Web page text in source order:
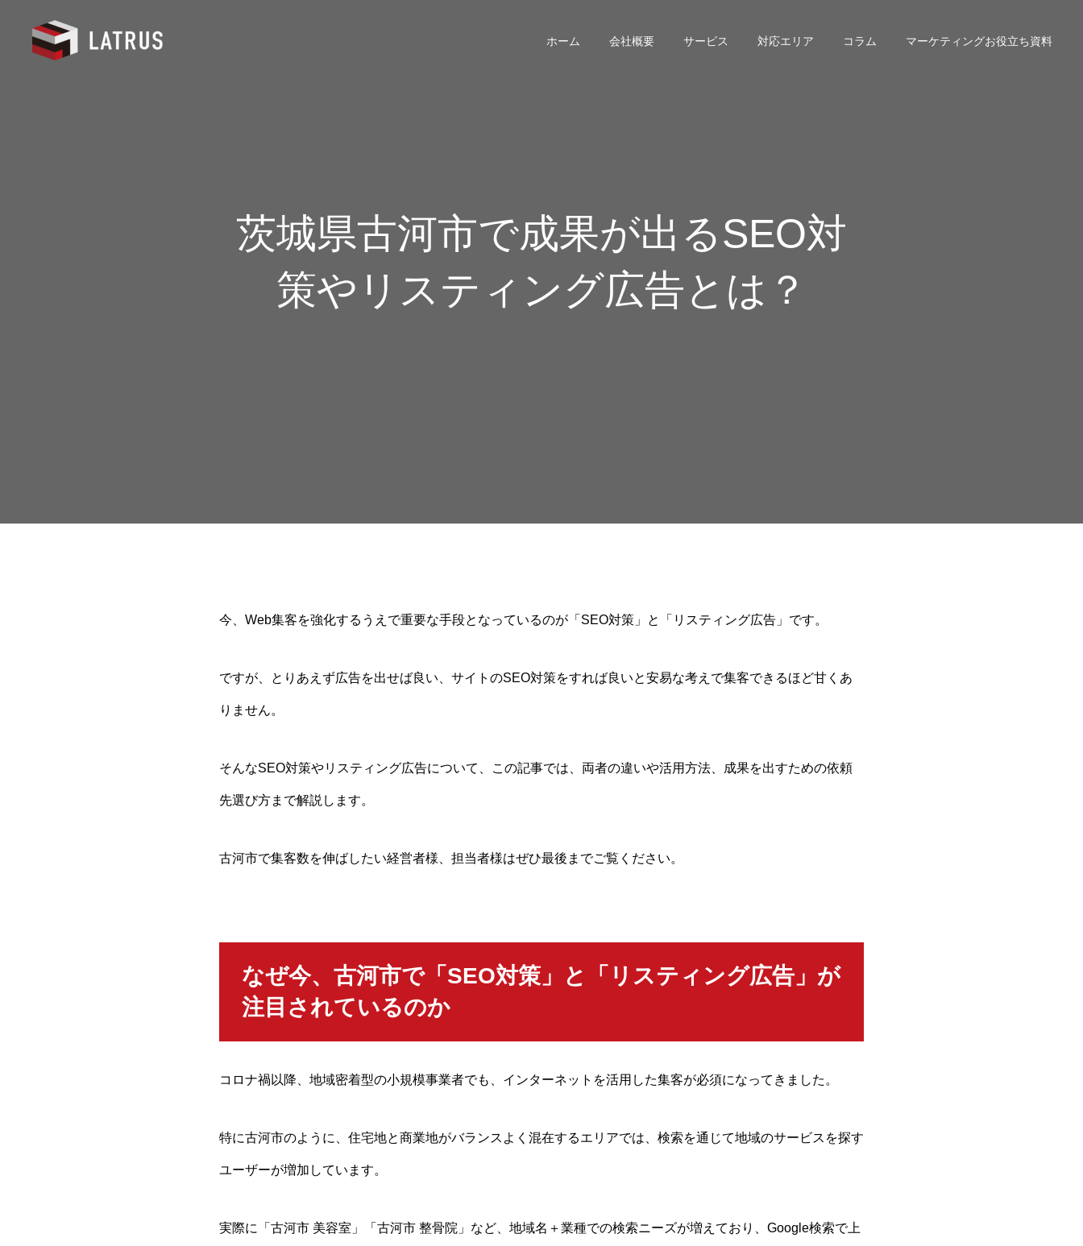
ホーム 会社概要 サービス 対応エリア コラム マーケティングお役⽴ち資料
茨城県古河市で成果が出るSEO対
策やリスティング広告とは？
今、Web集客を強化するうえで重要な手段となっているのが「SEO対策」と「リスティング広告」です。
ですが、とりあえず広告を出せば良い、サイトのSEO対策をすれば良いと安易な考えで集客できるほど甘くあ
りません。
そんなSEO対策やリスティング広告について、この記事では、両者の違いや活用方法、成果を出すための依頼
先選び方まで解説します。
古河市で集客数を伸ばしたい経営者様、担当者様はぜひ最後までご覧ください。
なぜ今、古河市で「SEO対策」と「リスティング広告」が
注目されているのか
コロナ禍以降、地域密着型の小規模事業者でも、インターネットを活用した集客が必須になってきました。
特に古河市のように、住宅地と商業地がバランスよく混在するエリアでは、検索を通じて地域のサービスを探す
ユーザーが増加しています。
実際に「古河市 美容室」「古河市 整骨院」など、地域名＋業種での検索ニーズが増えており、Google検索で上